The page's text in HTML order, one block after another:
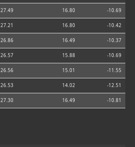
27.49 16.80 -10.69
27.21 16.80 -10.42
26.86 16.49 -10.37
26.57 15.88 -10.69
26.56 15.01 -11.55
26.53 14.02 -12.51
27.30 16.49 -10.81